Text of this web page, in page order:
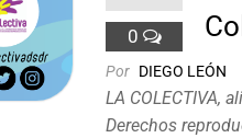
0
Por DIEGO LEÓN
LA COLECTIVA,
Derechos